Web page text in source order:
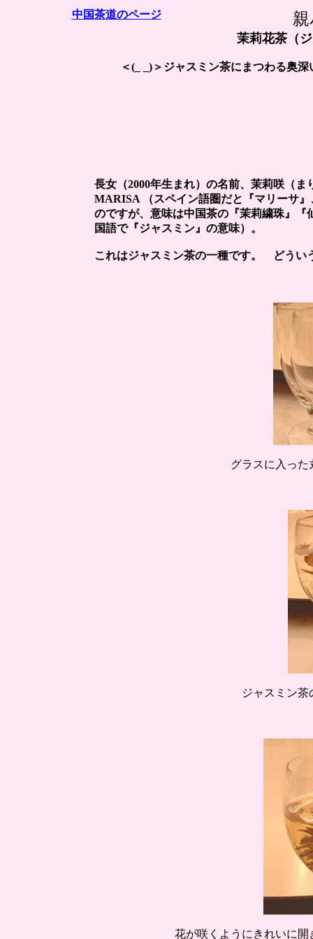
中国茶道のページ
茉莉花茶（
＜(_ _)＞ ジャスミン茶にまつわる奥
長女（2000年生まれ）の名前、茉莉咲（
MARISA （スペイン語圏だと『マリーサ
のですが、意味は中国茶の『茉莉繍珠』
国語で『ジャスミン』の意味）。
これはジャスミン茶の一種です。 どうい
グラスに入っ
ジャスミン
花が咲くようにきれいに